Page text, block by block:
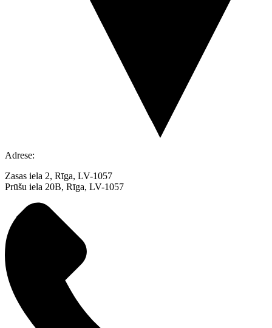
Adrese:
Zasas iela 2, Rīga, LV-1057
Prūšu iela 20B, Rīga, LV-1057